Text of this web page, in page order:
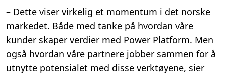
– Dette viser virkelig et momentum i det norske
markedet. Både med tanke på hvordan våre
kunder skaper verdier med Power Platform. Men
også hvordan våre partnere jobber sammen for å
utnytte potensialet med disse verktøyene, sier